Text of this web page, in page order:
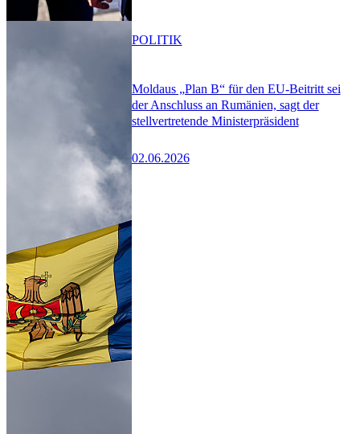
Moldaus „Plan B“ für den EU-Beitritt sei
der Anschluss an Rumänien, sagt der
stellvertretende Ministerpräsident
02.06.2026
POLITIK